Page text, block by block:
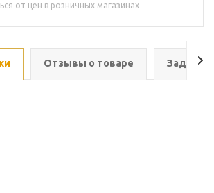
от цен в розничных магазинах
Отзывы о товаре Задать